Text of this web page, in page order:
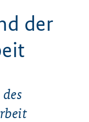
der